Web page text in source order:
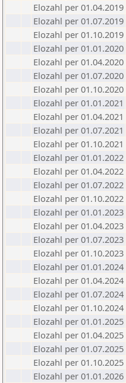
Elozahl per 01.04.2019
Elozahl per 01.07.2019
Elozahl per 01.10.2019
Elozahl per 01.01.2020
Elozahl per 01.04.2020
Elozahl per 01.07.2020
Elozahl per 01.10.2020
Elozahl per 01.01.2021
Elozahl per 01.04.2021
Elozahl per 01.07.2021
Elozahl per 01.10.2021
Elozahl per 01.01.2022
Elozahl per 01.04.2022
Elozahl per 01.07.2022
Elozahl per 01.10.2022
Elozahl per 01.01.2023
Elozahl per 01.04.2023
Elozahl per 01.07.2023
Elozahl per 01.10.2023
Elozahl per 01.01.2024
Elozahl per 01.04.2024
Elozahl per 01.07.2024
Elozahl per 01.10.2024
Elozahl per 01.01.2025
Elozahl per 01.04.2025
Elozahl per 01.07.2025
Elozahl per 01.10.2025
Elozahl per 01.01.2026